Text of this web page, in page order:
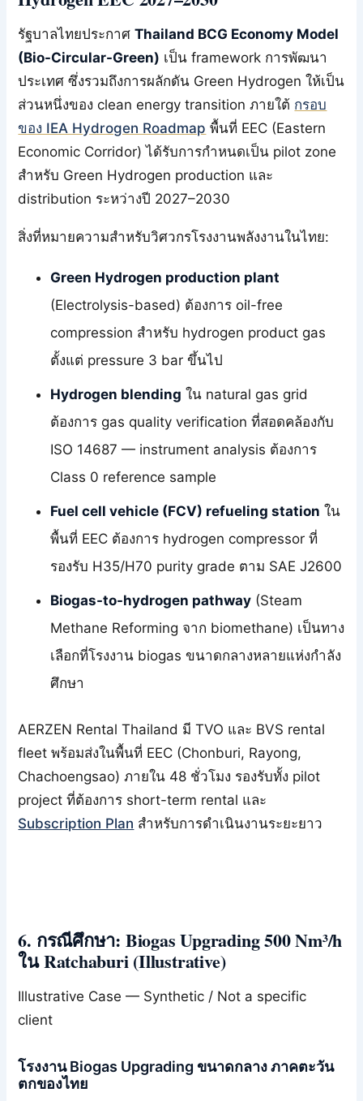
รัฐบาลไทยประกาศThailand BCG Economy Model
(Bio-Circular-Green) เป็น framework การพัฒนา
ประเทศ ซึ่งรวมถึงการผลักดัน Green Hydrogen ให้เป็น
ส่วนหนึ่งของ clean energy transition ภายใต้ กรอบ
ของ IEA Hydrogen Roadmap พื้นที่ EEC (Eastern
Economic Corridor) ได้รับการกำหนดเป็น pilot zone
สำหรับ Green Hydrogen production และ
distribution ระหว่างปี 2027–2030
สิ่งที่หมายความสำหรับวิศวกรโรงงานพลังงานในไทย:
Green Hydrogen production plant
(Electrolysis-based) ต้องการ oil-free
compression สำหรับ hydrogen product gas
ตั้งแต่ pressure 3 bar ขึ้นไป
Hydrogen blending ใน natural gas grid
ต้องการ gas quality verification ที่สอดคล้องกับ
ISO 14687 — instrument analysis ต้องการ
Class 0 reference sample
Fuel cell vehicle (FCV) refueling station ใน
พื้นที่ EEC ต้องการ hydrogen compressor ที่
รองรับ H35/H70 purity grade ตาม SAE J2600
Biogas-to-hydrogen pathway (Steam
Methane Reforming จาก biomethane) เป็นทาง
เลือกที่โรงงาน biogas ขนาดกลางหลายแห่งกำลัง
ศึกษา
AERZEN Rental Thailand มี TVO และ BVS rental
fleet พร้อมส่งในพื้นที่ EEC (Chonburi, Rayong,
Chachoengsao) ภายใน 48 ชั่วโมง รองรับทั้ง pilot
project ที่ต้องการ short-term rental และ
Subscription Plan สำหรับการดำเนินงานระยะยาว
6. กรณีศึกษา: Biogas Upgrading 500 Nm³/h
ใน Ratchaburi (Illustrative)
Illustrative Case — Synthetic / Not a specific
client
โรงงาน Biogas Upgrading ขนาดกลาง ภาคตะวัน
ตกของไทย